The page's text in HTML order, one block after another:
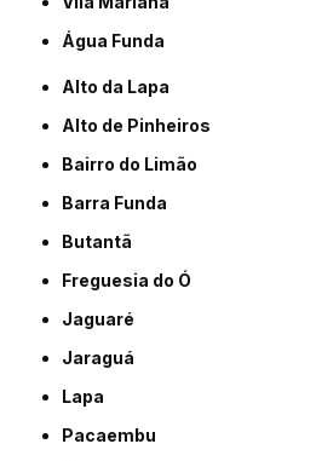
Água Funda
Alto da Lapa
Alto de Pinheiros
Bairro do Limão
Barra Funda
Butantã
Freguesia do Ó
Jaguaré
Jaraguá
Lapa
Pacaembu